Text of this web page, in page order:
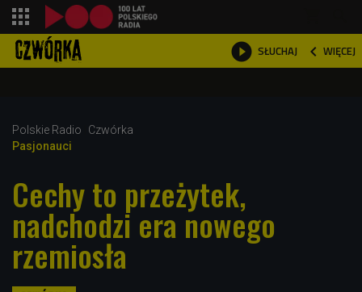
 SŁUCHAJ  WIĘCEJ

Polskie Radio
Czwórka
Pasjonauci
Cechy to przeżytek,
nadchodzi era nowego
rzemiosła